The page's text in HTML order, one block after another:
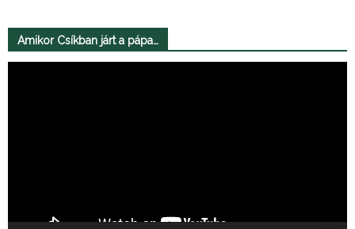
Amikor Csíkban járt a pápa…